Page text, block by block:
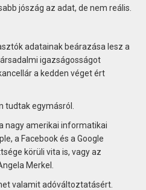
jószág az adat, de nem reális.
adatainak beárazása lesz a
igazságosságot
a kedden véget ért
tudtak egymásról.
nagy amerikai informatikai
a Facebook és a Google
körüli vita is, vagy az
Merkel.
valamit adóváltoztatásért.